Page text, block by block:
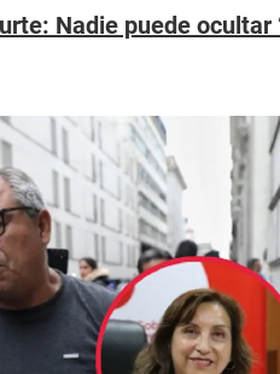
Nadie puede ocultar